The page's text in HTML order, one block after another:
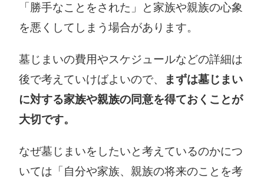
「勝手なことをされた」と家族や親族の心象
を悪くしてしまう場合があります。
墓じまいの費用やスケジュールなどの詳細は
後で考えていけばよいので、
まずは墓じまい
に対する家族や親族の同意を得ておくことが
大切です。
なぜ墓じまいをしたいと考えているのかにつ
いては「自分や家族、親族の将来のことを考